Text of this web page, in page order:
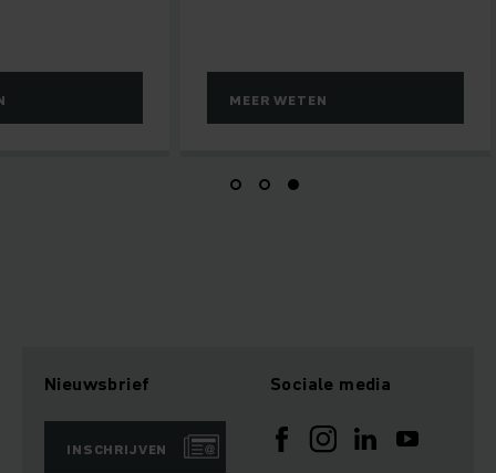
WETEN MEER WETEN
Nieuwsbrief
INSCHRIJVEN
Sociale media